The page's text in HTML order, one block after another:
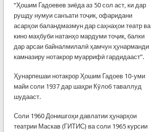
“Ҳошим Гадоевев зиёда аз 50 сол аст, ки дар
рушду нумуи санъати тоҷик, офаридани
асарҳои баландмазмун дар саҳнаҳои театр ва
кино маҳбуби натанҳо мардуми тоҷик, балки
дар арсаи байналмилалӣ ҳамчун ҳунарманди
камназиру нотакрор муаррифӣ гардидааст”.
Ҳунарпешаи нотакрор Ҳошим Гадоев 10-уми
майи соли 1937 дар шаҳри Кӯлоб таваллуд
шудааст.
Соли 1960 Донишгоҳи давлатии ҳунарҳои
театрии Маскав (ГИТИС) ва соли 1965 курсии